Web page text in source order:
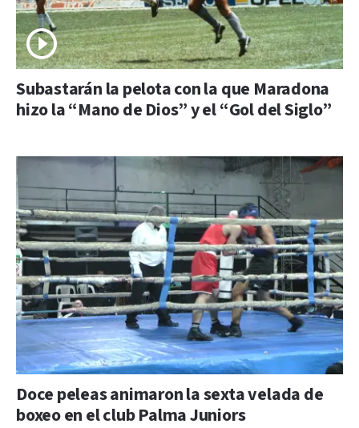
Subastarán la pelota con la que Maradona
hizo la “Mano de Dios” y el “Gol del Siglo”
Doce peleas animaron la sexta velada de
boxeo en el club Palma Juniors